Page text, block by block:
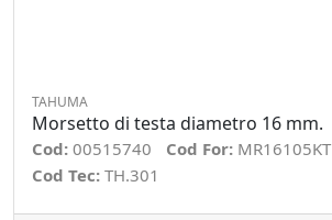
TAHUMA
Morsetto di testa diametro 16 mm.
Cod: 00515740 Cod For: MR16105KT
Cod Tec: TH.301